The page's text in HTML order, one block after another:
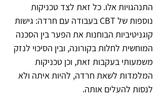
התנהגויות אלו. כל זאת לצד טכניקות
נוספות של CBT בעבודה עם חרדה: גישות
קוגניטיביות הבוחנות את הפער בין הסכנה
המוחשית לחלות בקורונה, ובין הסיכוי לנזק
משמעותי בעקבות זאת, וכן טכניקות
המלמדות לשאת חרדה, להיות איתה ולא
לנסות להעלים אותה.